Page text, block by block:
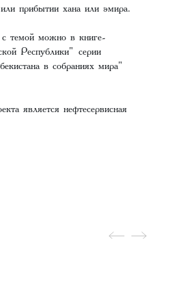
прибытии хана или эмира.
с темой можно в книге-
Республики" серии
в собраниях мира"
является нефтесервисная